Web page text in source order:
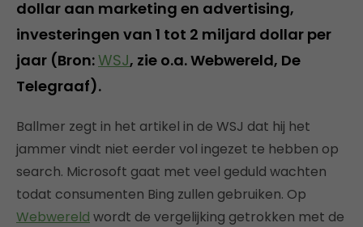
dollar aan marketing en advertising,
investeringen van 1 tot 2 miljard dollar per
jaar (Bron:WSJ, zie o.a. Webwereld, De
Telegraaf).
Ballmer zegt in het artikel in de WSJ dat hij het
jammer vindt niet eerder vol ingezet te hebben op
search. Microsoft gaat met veel geduld wachten
todat consumenten Bing zullen gebruiken. Op
Webwereld wordt de vergelijking getrokken met de